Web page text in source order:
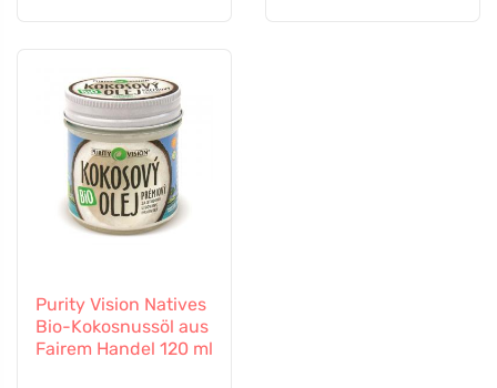
Purity Vision Natives
Bio-Kokosnussöl aus
Fairem Handel 120 ml